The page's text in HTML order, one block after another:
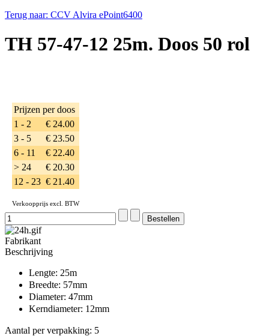
Terug naar: CCV Alvira ePoint6400
TH 57-47-12 25m. Doos 50 rol
Prijzen per doos
1 - 2
€ 24.00
3 - 5
€ 23.50
6 - 11
€ 22.40
> 24
€ 20.30
12 - 23 € 21.40
Verkoopprijs excl. BTW
Fabrikant
Beschrijving
Lengte: 25m
Breedte: 57mm
Diameter: 47mm
Kerndiameter: 12mm
Aantal per verpakking: 5